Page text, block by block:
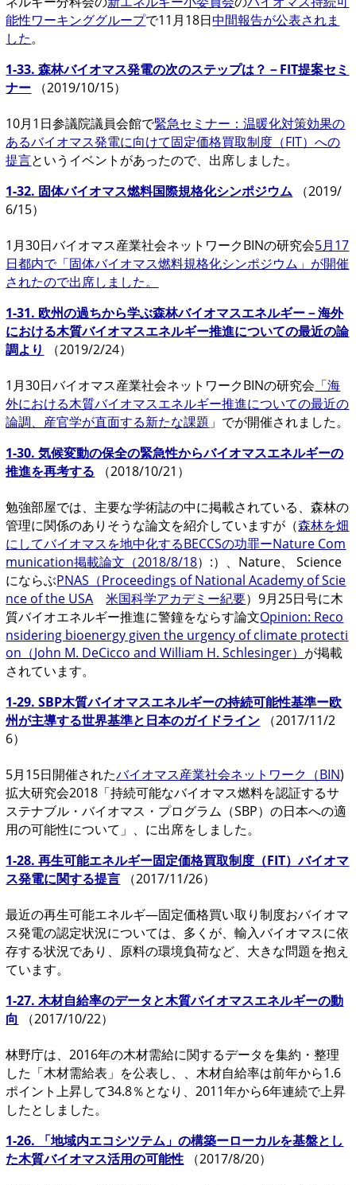
能性ワーキンググループで11月18日中間報告が公表されま
した。
1-33. 森林バイオマス発電の次のステップは？－FIT提案セミ
ナー （2019/10/15）
10月1日参議院議員会館で緊急セミナー：温暖化対策効果の
あるバイオマス発電に向けて固定価格買取制度（FIT）への
提言というイベントがあったので、出席しました。
1-32. 固体バイオマス燃料国際規格化シンポジウム （2019/
6/15）
1月30日バイオマス産業社会ネットワークBINの研究会5月17
日都内で「固体バイオマス燃料規格化シンポジウム」 が開催
されたので出席しました。
1-31. 欧州の過ちから学ぶ森林バイオマスエネルギー－海外
における木質バイオマスエネルギー推進についての最近の論
調より
（2019/2/24）
1月30日バイオマス産業社会ネットワークBINの研究会 「海
外における木質バイオマスエネルギー推進についての最近の
論調、産官学が直面する新たな課題 」でが開催されました。
1-30. 気候変動の保全の緊急性からバイオマスエネルギーの
推進を再考する （2018/10/21）
勉強部屋では、主要な学術誌の中に掲載されている、森林の
管理に関係のありそうな論文を紹介していますが（森林を畑
にしてバイオマスを地中化するBECCSの功罪ーNature Com
munication掲載論文（2018/8/18）:）、Nature、 Science
にならぶPNAS（Proceedings of National Academy of Scie
nce of the USA
米国科学アカデミー紀要）9月25日号に木
質バイオエネルギー推進に警鐘をならす論文Opinion: Reco
nsidering bioenergy given the urgency of climate protecti
on（John M. DeCicco andWilliam H. Schlesinger） が掲載
されています。
1-29. SBP木質バイオマスエネルギーの持続可能性基準ー欧
州が主導する世界基準と日本のガイドライン （2017/11/2
6）
5月15日開催されたバイオマス産業社会ネットワーク（BIN)
拡大研究会2018「持続可能なバイオマス燃料を認証するサ
ステナブル・バイオマス・プログラム（SBP）の日本への適
用の可能性について」、に出席をしました。
1-28. 再生可能エネルギー固定価格買取制度（FIT）バイオマ
ス発電に関する提言 （2017/11/26）
最近の再生可能エネルギ―固定価格買い取り制度おバイオマ
ス発電の認定状況については、多くが、輸入バイオマスに依
存する状況であり、原料の環境負荷など、大きな問題を抱え
ています。
1-27. 木材自給率のデータと木質バイオマスエネルギーの動
向
（2017/10/22）
林野庁は、2016年の木材需給に関するデータを集約・整理
した「木材需給表」を公表し、、木材自給率は前年から1.6
ポイント上昇して34.8％となり、2011年から6年連続で上昇
したとしました。
1-26. 「地域内エコシツテム」の構築ーローカルを基盤とし
た木質バイオマス活用の可能性 （2017/8/20）